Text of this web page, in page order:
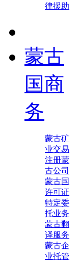
律援助
蒙古
国商
务
蒙古矿
业交易
注册蒙
古公司
蒙古国
许可证
特定委
托业务
蒙古翻
译服务
蒙古企
业托管